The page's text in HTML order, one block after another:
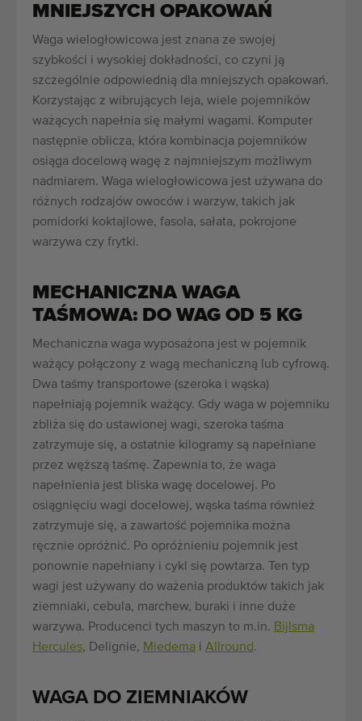
MNIEJSZYCH OPAKOWAŃ
Waga wielogłowicowa jest znana ze swojej
szybkości i wysokiej dokładności, co czyni ją
szczególnie odpowiednią dla mniejszych opakowań.
Korzystając z wibrujących leja, wiele pojemników
ważących napełnia się małymi wagami. Komputer
następnie oblicza, która kombinacja pojemników
osiąga docelową wagę z najmniejszym możliwym
nadmiarem. Waga wielogłowicowa jest używana do
różnych rodzajów owoców i warzyw, takich jak
pomidorki koktajlowe, fasola, sałata, pokrojone
warzywa czy frytki.
MECHANICZNA WAGA
TAŚMOWA: DO WAG OD 5 KG
Mechaniczna waga wyposażona jest w pojemnik
ważący połączony z wagą mechaniczną lub cyfrową.
Dwa taśmy transportowe (szeroka i wąska)
napełniają pojemnik ważący. Gdy waga w pojemniku
zbliża się do ustawionej wagi, szeroka taśma
zatrzymuje się, a ostatnie kilogramy są napełniane
przez węższą taśmę. Zapewnia to, że waga
napełnienia jest bliska wagę docelowej. Po
osiągnięciu wagi docelowej, wąska taśma również
zatrzymuje się, a zawartość pojemnika można
ręcznie opróżnić. Po opróżnieniu pojemnik jest
ponownie napełniany i cykl się powtarza. Ten typ
wagi jest używany do ważenia produktów takich jak
ziemniaki, cebula, marchew, buraki i inne duże
warzywa. Producenci tych maszyn to m.in. Bijlsma
Hercules, Delignie, Miedema i Allround.
WAGA DO ZIEMNIAKÓW